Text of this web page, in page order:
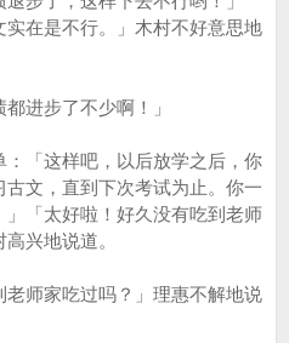
实在是不行。」木村不好意思地
进步了不少啊！」
「这样吧，以后放学之后，你
文，直到下次考试为止。你一
「太好啦！好久没有吃到老师
兴地说道。
师家吃过吗？」理惠不解地说